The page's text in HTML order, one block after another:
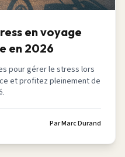
en voyage
en 2026
pour gérer le stress lors
et profitez pleinement de
ParMarc Durand